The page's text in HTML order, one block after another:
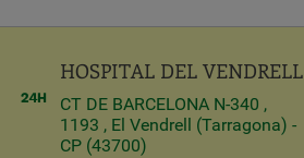
HOSPITAL DEL VENDRELL
CT DE BARCELONA N-340 ,
1193 , El Vendrell (Tarragona) -
CP (43700)